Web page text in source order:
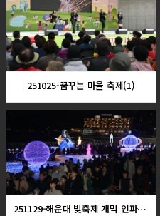
251025-꿈꾸는 마을 축제(1)
251129-해운대 빛축제 개막 인파 스케치